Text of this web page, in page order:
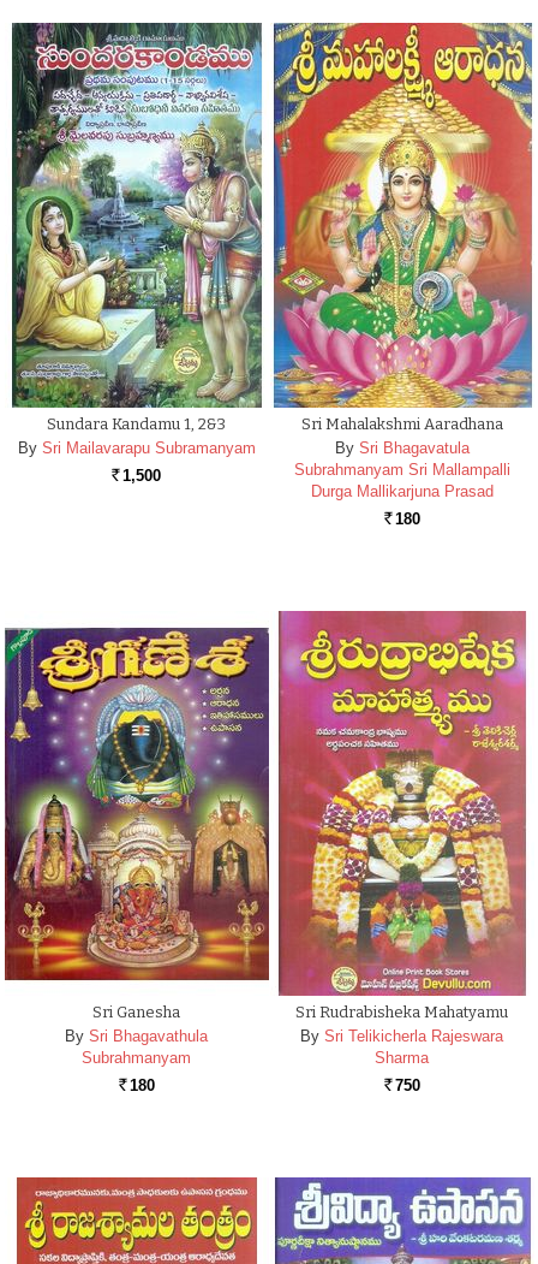
Sundara Kandamu 1, 2&3
By Sri Mailavarapu Subramanyam
Rs. 1,500
Sri Mahalakshmi Aaradhana
By Sri Bhagavatula
Subrahmanyam Sri Mallampalli
Durga Mallikarjuna Prasad
Rs. 180
Sri Ganesha
By Sri Bhagavathula
Subrahmanyam
Rs. 180
Sri Rudrabisheka Mahatyamu
By Sri Telikicherla Rajeswara
Sharma
Rs. 750